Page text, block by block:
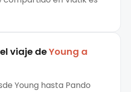
viaje deYoung a
Young hasta Pando